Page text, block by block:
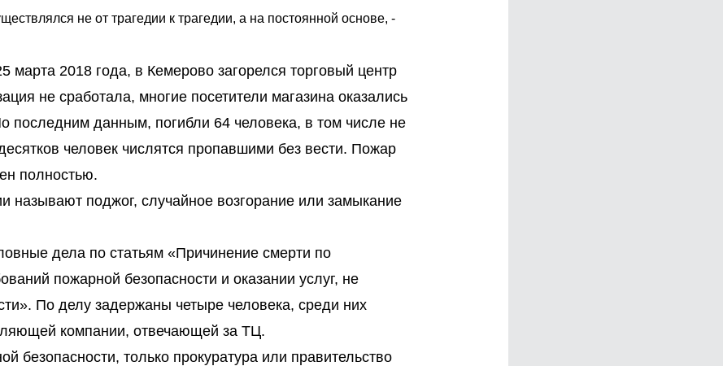
не от трагедии к трагедии, а на постоянной основе, -
марта 2018 года, в Кемерово загорелся торговый центр
не сработала, многие посетители магазина оказались
последним данным, погибли 64 человека, в том числе не
человек числятся пропавшими без вести. Пожар
полностью.
называют поджог, случайное возгорание или замыкание
дела по статьям «Причинение смерти по
пожарной безопасности и оказании услуг, не
По делу задержаны четыре человека, среди них
компании, отвечающей за ТЦ.
безопасности, только прокуратура или правительство